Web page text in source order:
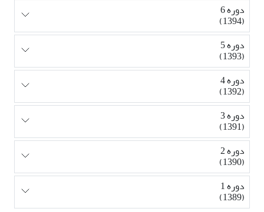
دوره 6
(1394)
دوره 5
(1393)
دوره 4
(1392)
دوره 3
(1391)
دوره 2
(1390)
دوره 1
(1389)